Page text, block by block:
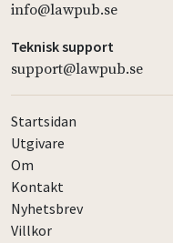
info@lawpub.se
Teknisk support
support@lawpub.se
Startsidan
Utgivare
Om
Kontakt
Nyhetsbrev
Villkor